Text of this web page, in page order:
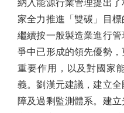
納入能源行業管理提出
家全力推進「雙碳」目
繼續按一般製造業進行
爭中已形成的領先優勢
重要作用，以及對國家
義。劉漢元建議，建立
障及過剩監測體系。建